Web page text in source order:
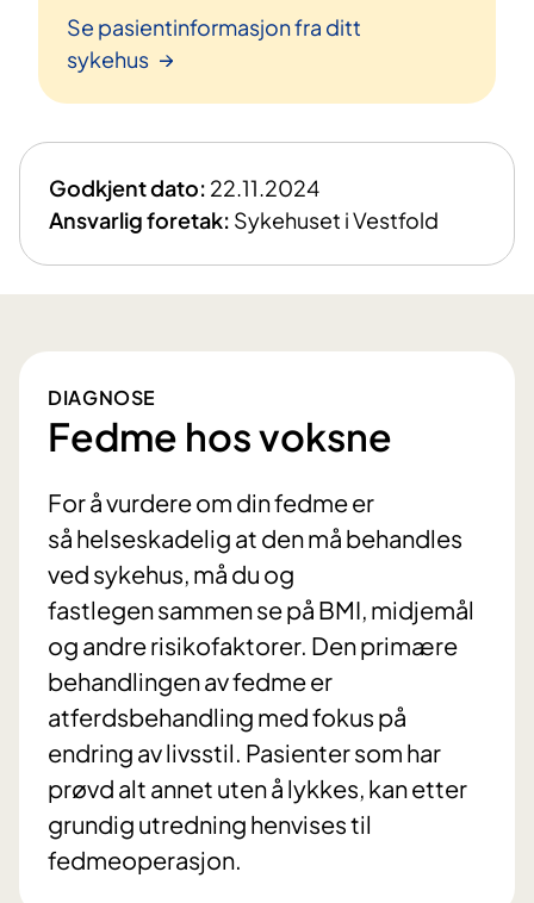
Se pasientinformasjon fra ditt
sykehus
Godkjent dato: 22.11.2024
Ansvarlig foretak: Sykehuset i Vestfold
DIAGNOSE
Fedme hos voksne
For å vurdere om din fedme er
så helseskadelig at den må behandles
ved sykehus, må du og
fastlegen sammen se på BMI, midjemål
og andre risikofaktorer. Den primære
behandlingen av fedme er
atferdsbehandling med fokus på
endring av livsstil. Pasienter som har
prøvd alt annet uten å lykkes, kan etter
grundig utredning henvises til
fedmeoperasjon.